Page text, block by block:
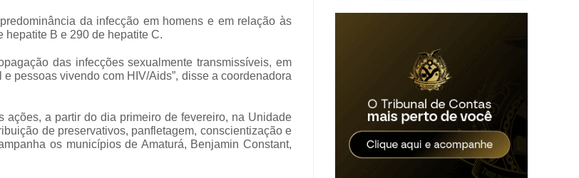
da infecção em homens e em relação às
hepatite B e 290 de hepatite C.
das infecções sexualmente transmissíveis, em
pessoas vivendo com HIV/Aids”, disse a coordenadora
a partir do dia primeiro de fevereiro, na Unidade
de preservativos, panfletagem, conscientização e
os municípios de Amaturá, Benjamin Constant,